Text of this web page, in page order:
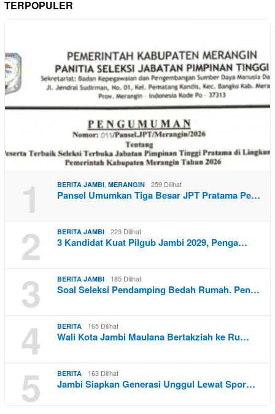
TERPOPULER
1 BERITA JAMBI, MERANGIN 259 Dilihat
Pansel Umumkan Tiga Besar JPT Pratama Pe…
2 BERITA JAMBI 223 Dilihat
3 Kandidat Kuat Pilgub Jambi 2029, Penga…
3 BERITA JAMBI 185 Dilihat
Soal Seleksi Pendamping Bedah Rumah. Pen…
4 BERITA 165 Dilihat
Wali Kota Jambi Maulana Bertakziah ke Ru…
5 BERITA 163 Dilihat
Jambi Siapkan Generasi Unggul Lewat Spor…